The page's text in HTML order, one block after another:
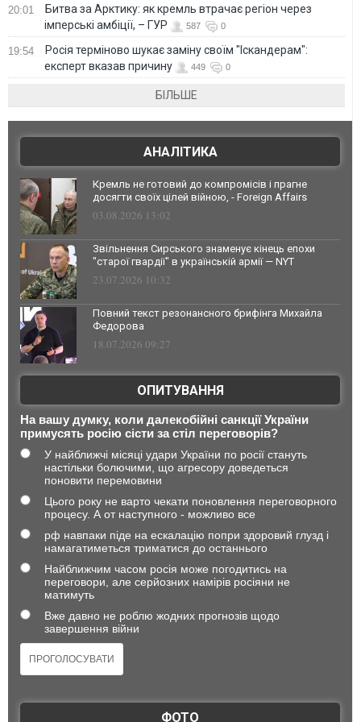
20:01
Битва за Арктику: як кремль втрачає регіон через
імперські амбіції, – ГУР
587 0
19:54
Росія терміново шукає заміну своїм "Іскандерам":
експерт вказав причину
449 0
БІЛЬШЕ
АНАЛІТИКА
Кремль не готовий до компромісів і прагне
досягти своїх цілей війною, - Foreign Affairs
03.08.2026 13:02
Звільнення Сирського знаменує кінець епохи
"старої гвардії" в українській армії — NYT
23.07.2026 10:32
Повний текст резонансного брифінга Михайла
Федорова
18.07.2026 09:27
ОПИТУВАННЯ
На вашу думку, коли далекобійні санкції України
примусять росію сісти за стіл переговорів?
У найближчі місяці удари України по росії стануть
настільки болючими, що агресору доведеться
поновити перемовини
Цього року не варто чекати поновлення переговорного
процесу. А от наступного - можливо все
рф навпаки піде на ескалацію попри здоровий глузд і
намагатиметься триматися до останнього
Найближчим часом росія може погодитись на
переговори, але серйозних намірів росіяни не
матимуть
Вже давно не роблю жодних прогнозів щодо
завершення війни
ФОТО